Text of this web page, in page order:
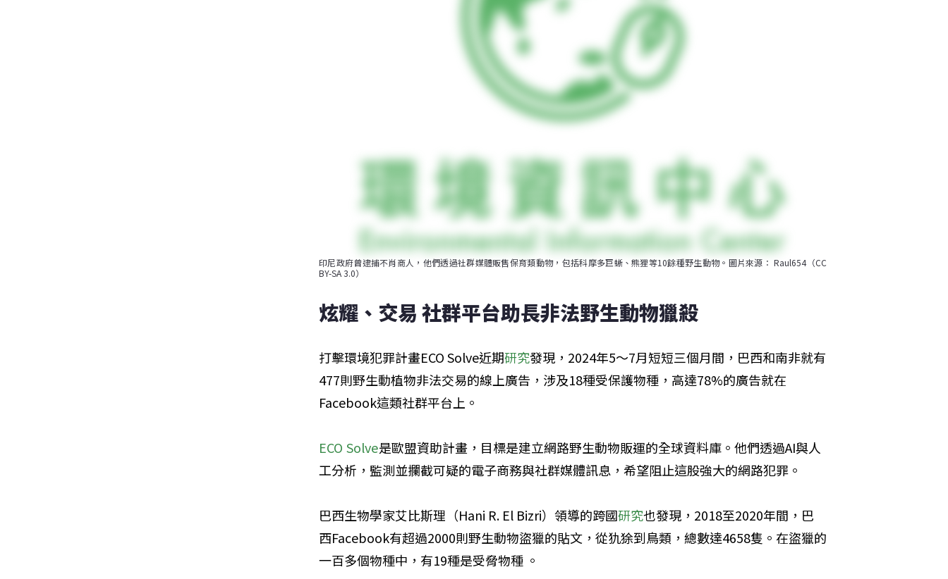
印尼政府曾逮捕不肖商人，他們透過社群媒體販售保育類動物，包括科摩多巨蜥、熊狸等10餘種野生動物。圖片來源： Raul654（CC
BY-SA 3.0）
​炫耀、交易 社群平台助長非法野生動物獵殺
打擊環境犯罪計畫ECO Solve近期研究發現，2024年5～7月短短三個月間，巴西和南非就有
477則野生動植物非法交易的線上廣告，涉及18種受保護物種，高達78%的廣告就在
Facebook這類社群平台上。
ECO Solve是歐盟資助計畫，目標是建立網路野生動物販運的全球資料庫。他們透過AI與人
工分析，監測並攔截可疑的電子商務與社群媒體訊息，希望阻止這股強大的網路犯罪。
巴西生物學家艾比斯理（Hani R. El Bizri）領導的跨國研究也發現，2018至2020年間，巴
西Facebook有超過2000則野生動物盜獵的貼文，從犰狳到鳥類，總數達4658隻。在盜獵的
一百多個物種中，有19種是受脅物種 。